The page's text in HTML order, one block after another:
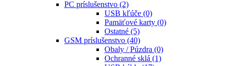
PC príslušenstvo (2)
USB kľúče (0)
Pamäťové karty (0)
Ostatné (5)
GSM príslušenstvo (40)
Obaly / Púzdra (0)
Ochranné sklá (1)